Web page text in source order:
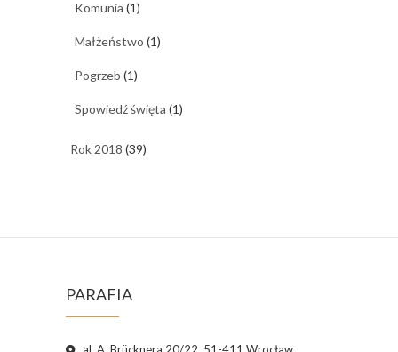
Komunia (1)
Małżeństwo (1)
Pogrzeb (1)
Spowiedź święta (1)
Rok 2018 (39)
PARAFIA